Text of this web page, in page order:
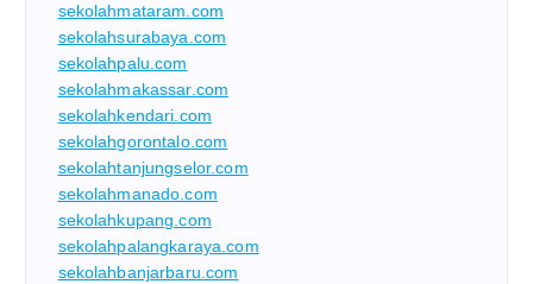
sekolahmataram.com
sekolahsurabaya.com
sekolahpalu.com
sekolahmakassar.com
sekolahkendari.com
sekolahgorontalo.com
sekolahtanjungselor.com
sekolahmanado.com
sekolahkupang.com
sekolahpalangkaraya.com
sekolahbanjarbaru.com